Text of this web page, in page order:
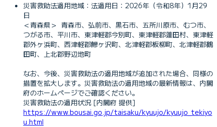
災害救助法適用地域：法適用日：2026年（令和8年）1月29
日
＜青森県＞ 青森市、弘前市、黒石市、五所川原市、むつ市、
つがる市、平川市、東津軽郡今別町、東津軽郡蓬田村、東津軽
郡外ヶ浜町、西津軽郡鰺ヶ沢町、北津軽郡板柳町、北津軽郡鶴
田町、上北郡野辺地町
なお、今後、災害救助法の適用地域が追加された場合、同様の
措置を拡大します。災害救助法の適用地域の最新情報は、内閣
府のホームページでご確認ください。
災害救助法の適用状況 [内閣府 提供]
https://www.bousai.go.jp/taisaku/kyuujo/kyuujo_tekiyo
u.html